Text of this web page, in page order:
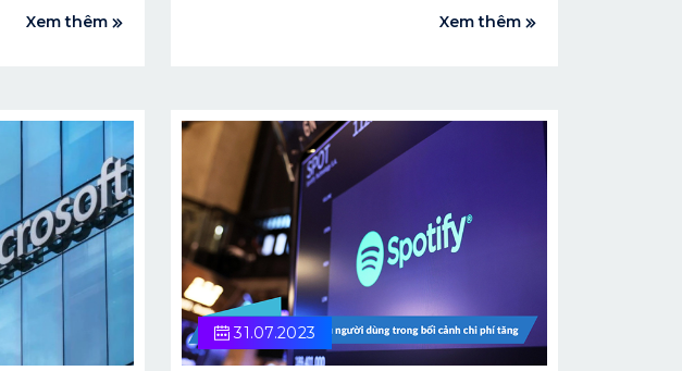
trên
Xem thêm
với YouTube ngừng tiếp nhận các yêu cầu
Xem thêm
31.07.2023